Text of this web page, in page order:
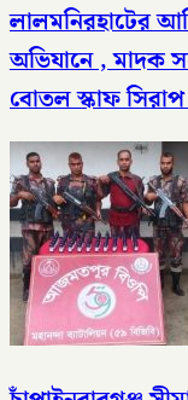
লালমনিরহাটের
অভিযানে , মাদক
বোতল স্কাফ সিরাপ